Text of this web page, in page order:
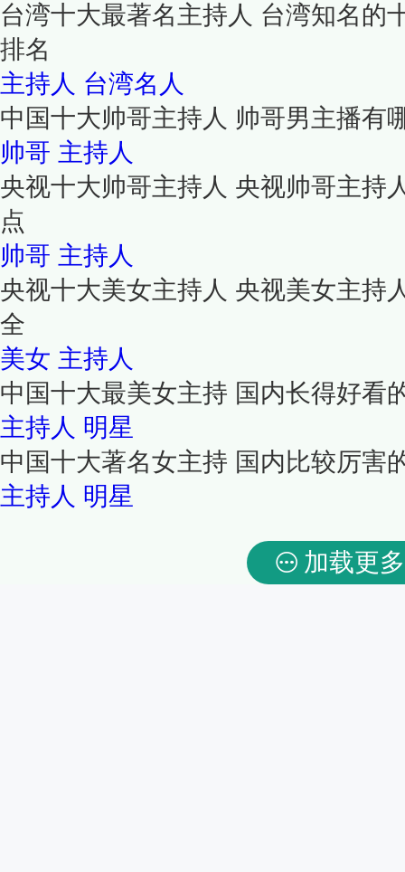
台湾十大最著名主持人 台湾知名的
排名
主持人 台湾名人
中国十大帅哥主持人 帅哥男主播有
帅哥 主持人
央视十大帅哥主持人 央视帅哥主持
点
帅哥 主持人
央视十大美女主持人 央视美女主持
全
美女 主持人
中国十大最美女主持 国内长得好看
主持人 明星
中国十大著名女主持 国内比较厉害
主持人 明星
加载更多